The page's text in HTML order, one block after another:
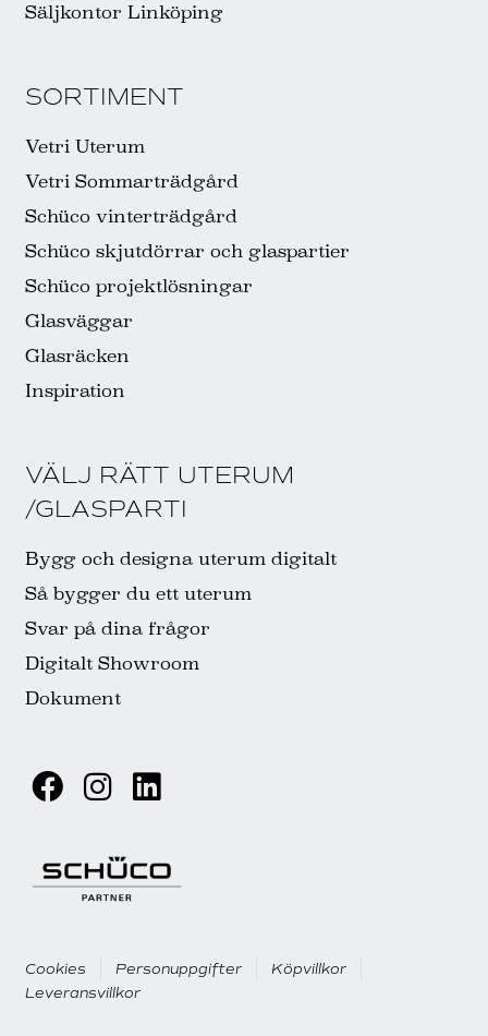
Säljkontor Linköping
SORTIMENT
Vetri Uterum
Vetri Sommarträdgård
Schüco vinterträdgård
Schüco skjutdörrar och glaspartier
Schüco projektlösningar
Glasväggar
Glasräcken
Inspiration
VÄLJ RÄTT UTERUM
/GLASPARTI
Bygg och designa uterum digitalt
Så bygger du ett uterum
Svar på dina frågor
Digitalt Showroom
Dokument
Cookies Personuppgifter
Köpvillkor
Leveransvillkor